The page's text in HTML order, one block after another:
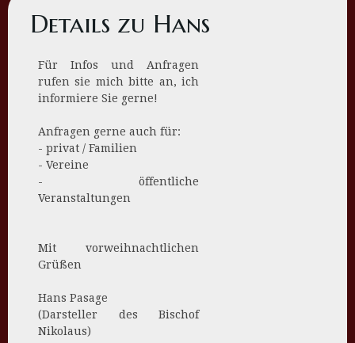
Details zu Hans
Für Infos und Anfragen
rufen sie mich bitte an, ich
informiere Sie gerne!
Anfragen gerne auch für:
- privat / Familien
- Vereine
- öffentliche
Veranstaltungen
Mit vorweihnachtlichen
Grüßen
Hans Pasage
(Darsteller des Bischof
Nikolaus)